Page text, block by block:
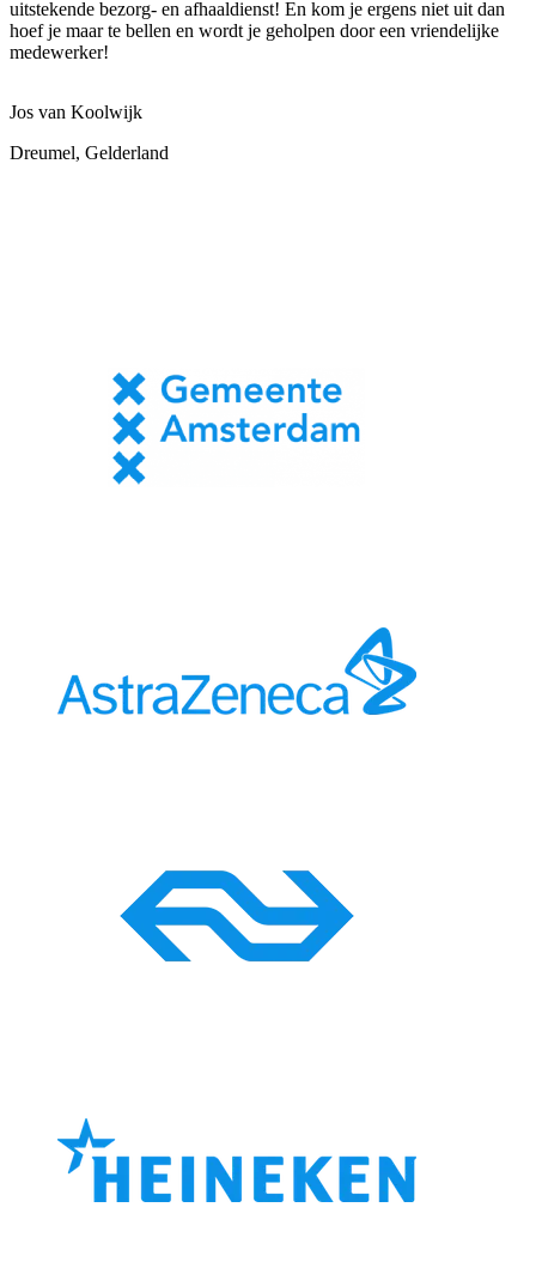
uitstekende bezorg- en afhaaldienst! En kom je ergens niet uit dan
hoef je maar te bellen en wordt je geholpen door een vriendelijke
medewerker!
Jos van Koolwijk
Dreumel, Gelderland